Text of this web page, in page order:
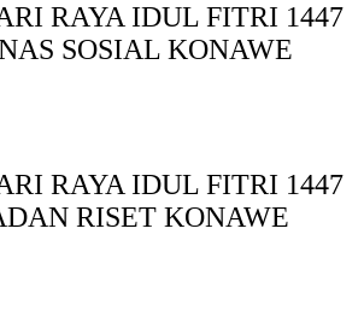
RAYA IDUL FITRI 1447
SOSIAL KONAWE
RAYA IDUL FITRI 1447
RISET KONAWE